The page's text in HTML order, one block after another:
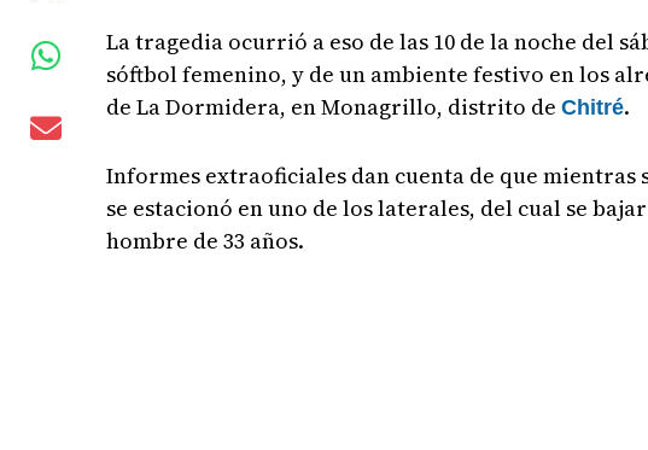
La tragedia ocurrió a eso de las 10 de la noche del
sóftbol femenino, y de un ambiente festivo en los
de La Dormidera, en Monagrillo, distrito deChitré.
Informes extraoficiales dan cuenta de que mientras
se estacionó en uno de los laterales, del cual se
hombre de 33 años.